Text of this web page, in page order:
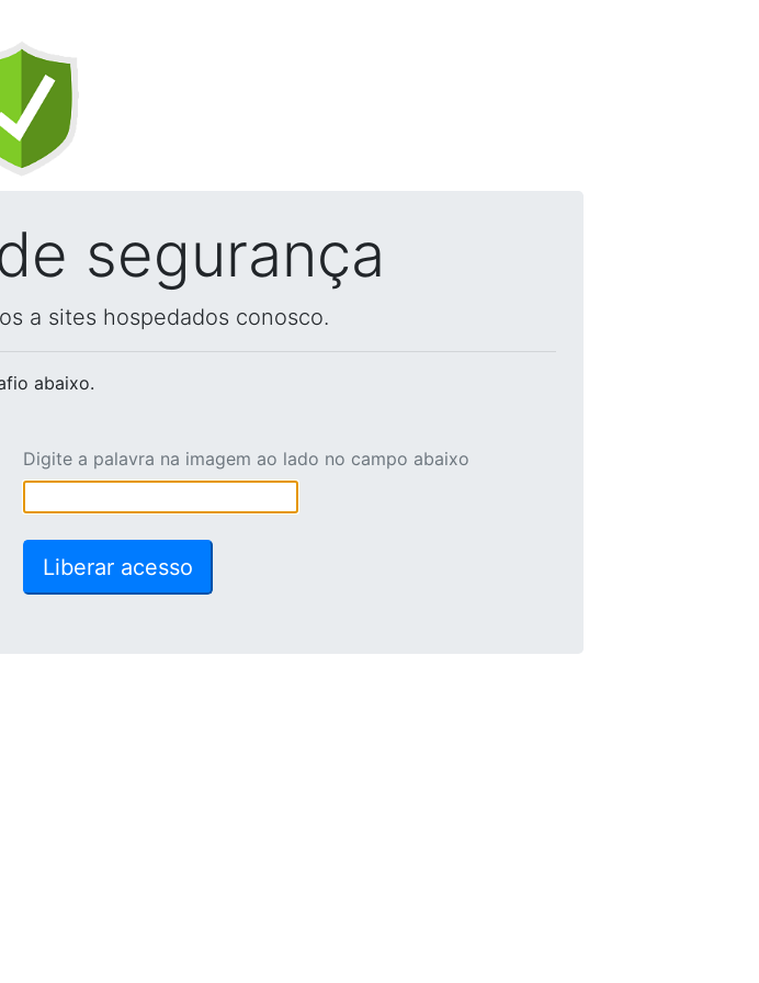
segurança
a sites hospedados conosco.
abaixo.
Digite a palavra na imagem ao lado no campo abaixo